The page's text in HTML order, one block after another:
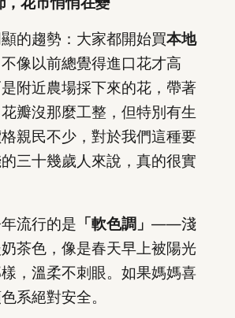
的趨勢：大家都開始買本地
像以前總覺得進口花才高
附近農場採下來的花，帶著
瓣沒那麼工整，但特別有生
親民不少，對於我們這種要
三十幾歲人來說，真的很實
流行的是 「軟色調」 ——淺
茶色，像是春天早上被陽光
，溫柔不刺眼。如果媽媽喜
系絕對安全。